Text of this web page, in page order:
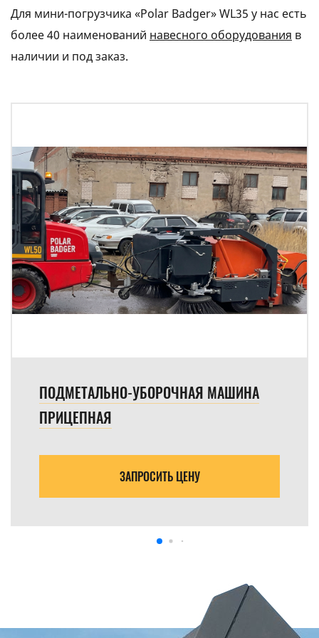
Для мини-погрузчика «Polar Badger» WL35 у нас есть
более 40 наименований навесного оборудования в
наличии и под заказ.
ПОДМЕТАЛЬНО-УБОРОЧНАЯ МАШИНА
ПРИЦЕПНАЯ
ЗАПРОСИТЬ ЦЕНУ